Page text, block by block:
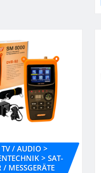
TV / AUDIO >
> SAT-
/ MESSGERÄTE